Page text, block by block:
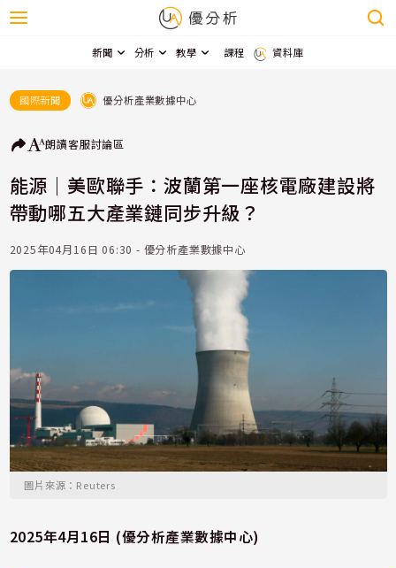
新聞 分析 教學 課程 資料庫
國際新聞 優分析產業數據中心
朗讀客服討論區
能源｜美歐聯手：波蘭第一座核電廠建設將
帶動哪五大產業鏈同步升級？
2025年04月16日 06:30 - 優分析產業數據中心
圖片來源：Reuters
2025年4月16日 (優分析產業數據中心)